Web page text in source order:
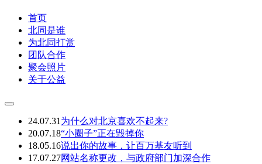
首页
北同是谁
为北同打赏
团队合作
聚会照片
关于公益
24.07.31为什么对北京喜欢不起来?
20.07.18“小圈子”正在毁掉你
18.05.16说出你的故事，让百万基友听到
17.07.27网站名称更改，与政府部门加深合作